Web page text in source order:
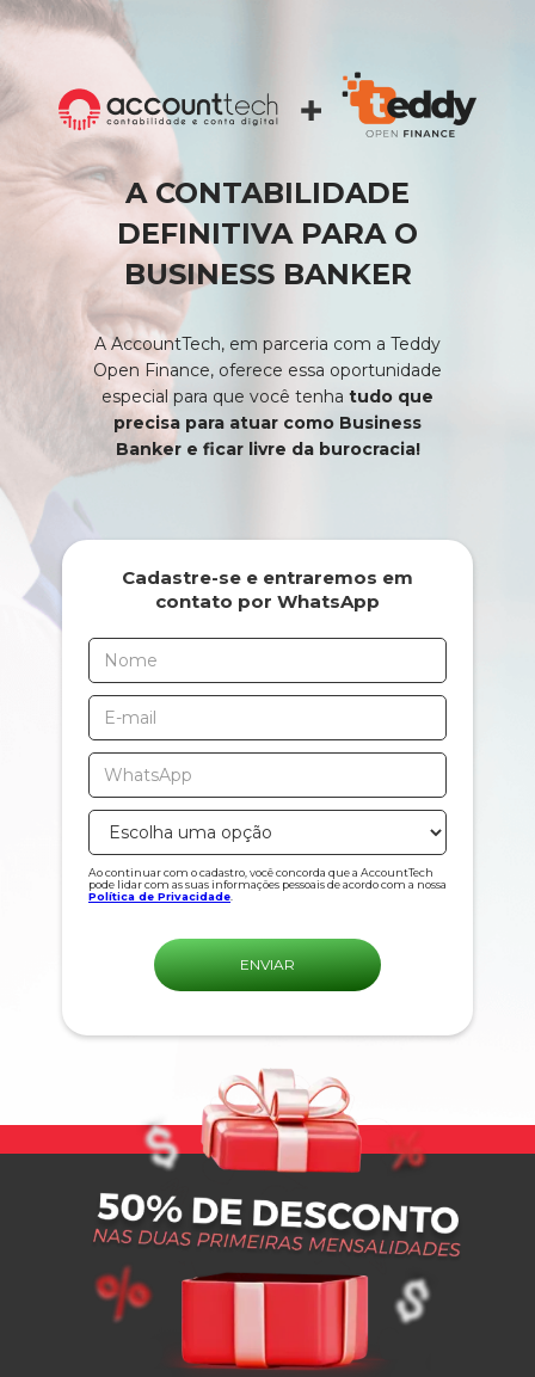
A CONTABILIDADE
DEFINITIVA PARA O
BUSINESS BANKER
A AccountTech, em parceria com a Teddy
Open Finance, oferece essa oportunidade
especial para que você tenha tudo que
precisa para atuar como Business
Banker e ficar livre da burocracia!
Cadastre-se e entraremos em
contato por WhatsApp
Ao continuar com o cadastro, você concorda que a AccountTech
pode lidar com as suas informações pessoais de acordo com a nossa
Política de Privacidade